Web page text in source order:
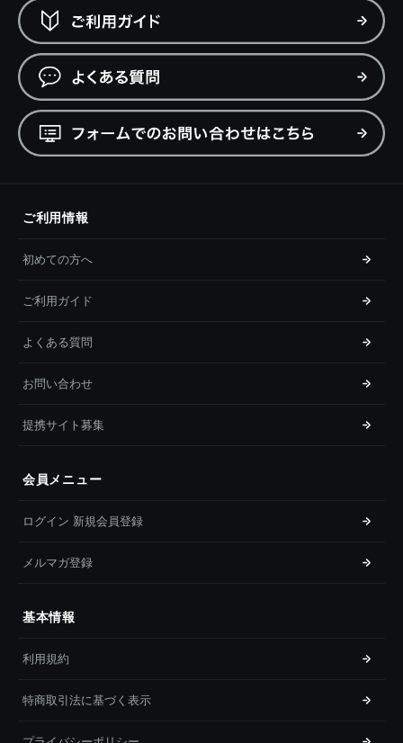
ご利用情報
初めての方へ
ご利用ガイド
よくある質問
お問い合わせ
提携サイト募集
会員メニュー
ログイン 新規会員登録
メルマガ登録
基本情報
利用規約
特商取引法に基づく表示